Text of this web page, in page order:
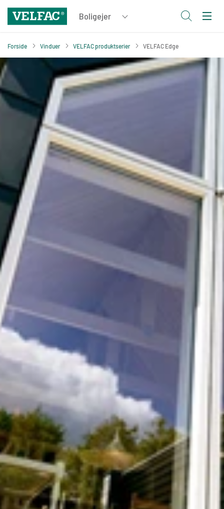
Forside Vinduer VELFAC produktserier VELFAC Edge